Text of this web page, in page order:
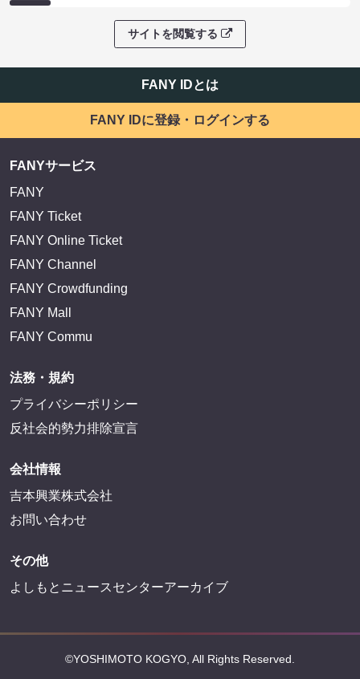
サイトを閲覧する
FANY IDとは
FANY IDに登録・ログインする
FANYサービス
FANY
FANY Ticket
FANY Online Ticket
FANY Channel
FANY Crowdfunding
FANY Mall
FANY Commu
法務・規約
プライバシーポリシー
反社会的勢力排除宣言
会社情報
吉本興業株式会社
お問い合わせ
その他
よしもとニュースセンターアーカイブ
©YOSHIMOTO KOGYO, All Rights Reserved.